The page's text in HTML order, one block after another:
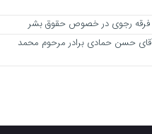
فرقه رجوی در خصوص حقوق بشر
حسن حمادی برادر مرحوم محمد